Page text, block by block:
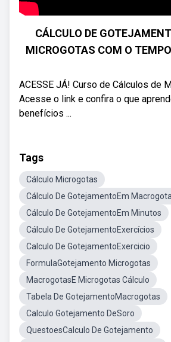
CÁLCULO DE
MICROGOTAS COM O
ACESSE JÁ! Curso de Cálculos de
Acesse o link e confira o que
benefícios ...
Tags
Cálculo Microgotas
Cálculo De GotejamentoEm
Cálculo De GotejamentoEm Minutos
Cálculo De GotejamentoExercícios
Calculo De GotejamentoExercicio
FormulaGotejamento Microgotas
MacrogotasE Microgotas Cálculo
Tabela De GotejamentoMacrogotas
Calculo Gotejamento DeSoro
QuestoesCalculo De Gotejamento